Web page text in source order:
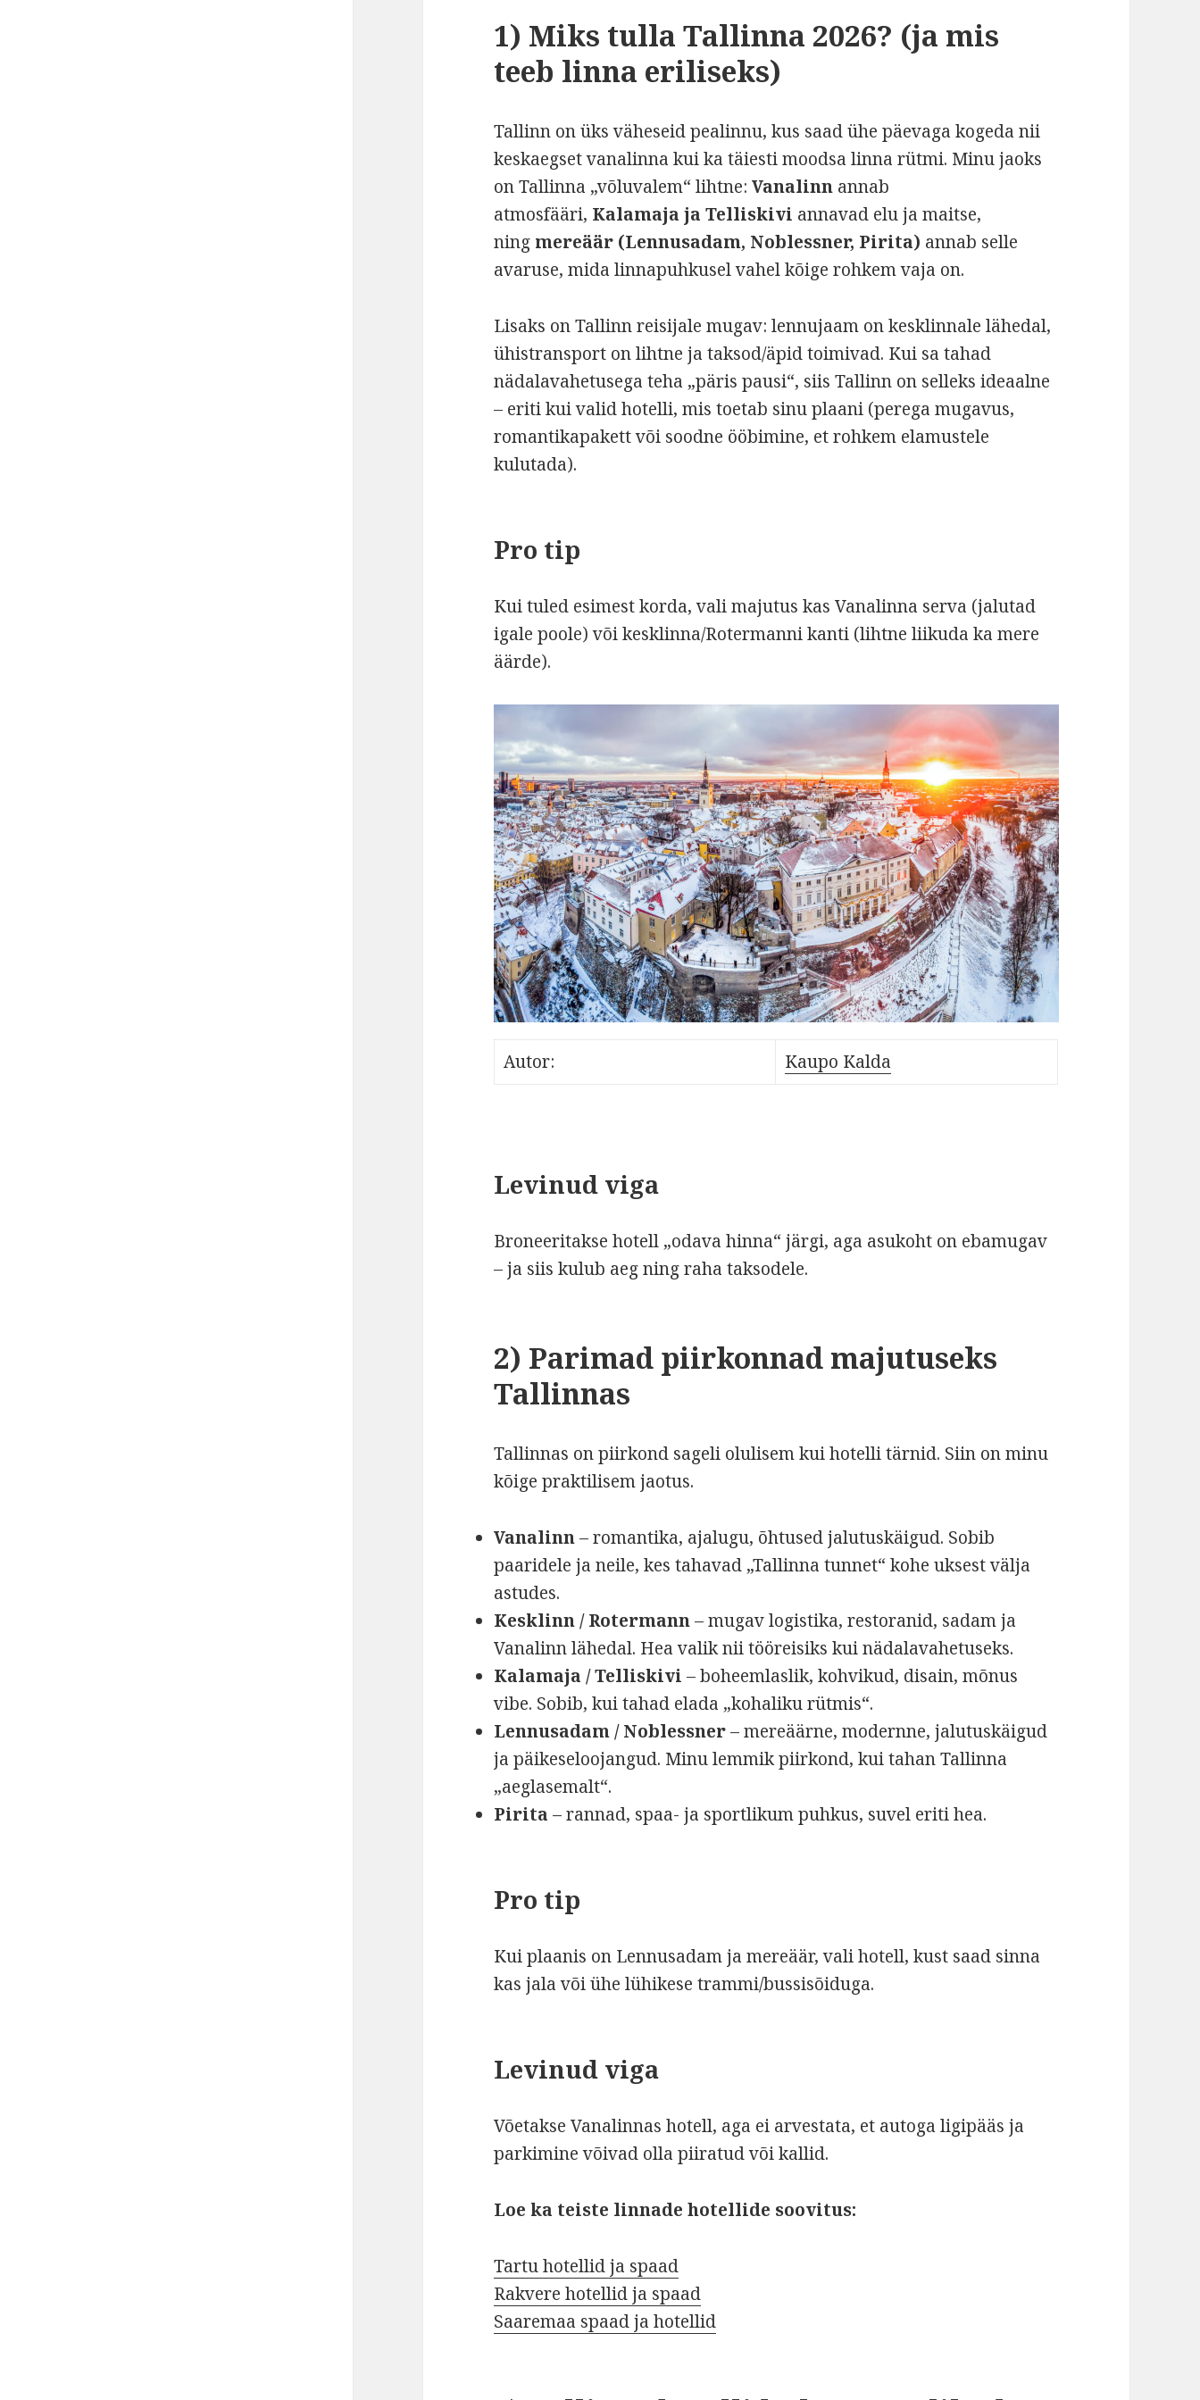
1) Miks tulla Tallinna 2026? (ja mis
teeb linna eriliseks)
Tallinn on üks väheseid pealinnu, kus saad ühe päevaga kogeda nii
keskaegset vanalinna kui ka täiesti moodsa linna rütmi. Minu jaoks
on Tallinna „võluvalem“ lihtne:Vanalinn annab
atmosfääri, Kalamaja ja Telliskivi annavad elu ja maitse,
ning mereäär (Lennusadam, Noblessner, Pirita) annab selle
avaruse, mida linnapuhkusel vahel kõige rohkem vaja on.
Lisaks on Tallinn reisijale mugav: lennujaam on kesklinnale lähedal,
ühistransport on lihtne ja taksod/äpid toimivad. Kui sa tahad
nädalavahetusega teha „päris pausi“, siis Tallinn on selleks ideaalne
– eriti kui valid hotelli, mis toetab sinu plaani (perega mugavus,
romantikapakett või soodne ööbimine, et rohkem elamustele
kulutada).
Pro tip
Kui tuled esimest korda, vali majutus kas Vanalinna serva (jalutad
igale poole) või kesklinna/Rotermanni kanti (lihtne liikuda ka mere
äärde).
Autor: Kaupo Kalda
Levinud viga
Broneeritakse hotell „odava hinna“ järgi, aga asukoht on ebamugav
– ja siis kulub aeg ning raha taksodele.
2) Parimad piirkonnad majutuseks
Tallinnas
Tallinnas on piirkond sageli olulisem kui hotelli tärnid. Siin on minu
kõige praktilisem jaotus.
Vanalinn– romantika, ajalugu, õhtused jalutuskäigud. Sobib
paaridele ja neile, kes tahavad „Tallinna tunnet“ kohe uksest välja
astudes.
Kesklinn / Rotermann– mugav logistika, restoranid, sadam ja
Vanalinn lähedal. Hea valik nii tööreisiks kui nädalavahetuseks.
Kalamaja / Telliskivi – boheemlaslik, kohvikud, disain, mõnus
vibe. Sobib, kui tahad elada „kohaliku rütmis“.
Lennusadam / Noblessner– mereäärne, modernne, jalutuskäigud
ja päikeseloojangud. Minu lemmik piirkond, kui tahan Tallinna
„aeglasemalt“.
Pirita – rannad, spaa- ja sportlikum puhkus, suvel eriti hea.
Pro tip
Kui plaanis on Lennusadam ja mereäär, vali hotell, kust saad sinna
kas jala või ühe lühikese trammi/bussisõiduga.
Levinud viga
Võetakse Vanalinnas hotell, aga ei arvestata, et autoga ligipääs ja
parkimine võivad olla piiratud või kallid.
Loe ka teiste linnade hotellide soovitus:
Tartu hotellid ja spaad
Rakvere hotellid ja spaad
Saaremaa spaad ja hotellid